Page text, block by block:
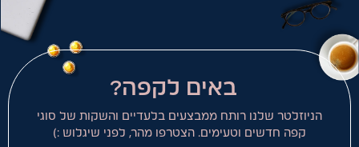
באים לקפה?
הניוזלטר שלנו רותח ממבצעים בלעדיים והשקות של סוגי
קפה חדשים וטעימים. הצטרפו מהר, לפני שיגלוש :)